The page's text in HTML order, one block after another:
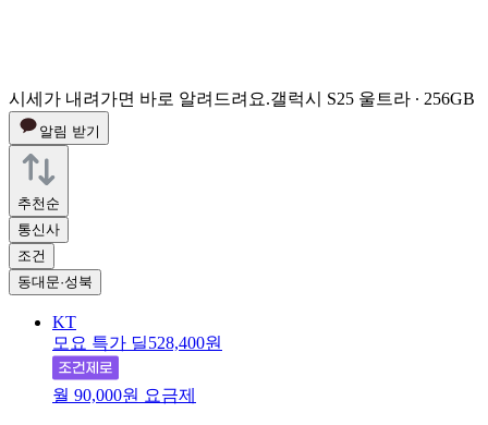
시세가 내려가면 바로 알려드려요.갤럭시 S25 울트라 ∙ 256GB
알림 받기
추천순
통신사
조건
동대문·성북
KT
모요 특가 딜528,400원
월 90,000원 요금제